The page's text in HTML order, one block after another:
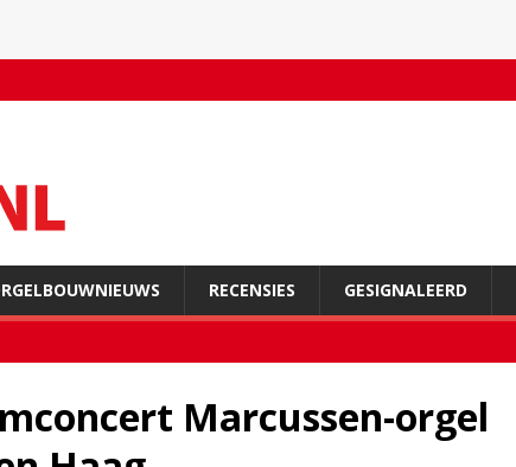
RECENSIES GESIGNALEERD
Marcussen-orgel